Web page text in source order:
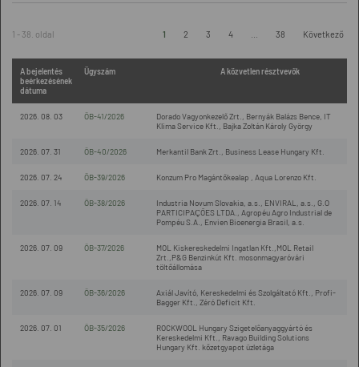
1 - 38. oldal 1 2 3 4 38 Következő
A bejelentés
beérkezésének
dátuma
Ügyszám A közvetlen résztvevők
2026. 08. 03 ÖB-41/2026
Dorado Vagyonkezelő Zrt., Bernyák Balázs Bence, IT
Klima Service Kft., Bajka Zoltán Károly György
2026. 07. 31 ÖB-40/2026 Merkantil Bank Zrt., Business Lease Hungary Kft.
2026. 07. 24 ÖB-39/2026 Konzum Pro Magántőkealap , Aqua Lorenzo Kft.
2026. 07. 14 ÖB-38/2026
Industria Novum Slovakia, a.s., ENVIRAL, a.s., G.O
PARTICIPAÇÕES LTDA., Agropéu Agro Industrial de
Pompéu S.A., Envien Bioenergia Brasil, a.s.
2026. 07. 09 ÖB-37/2026
MOL Kiskereskedelmi Ingatlan Kft.,MOL Retail
Zrt.,P&G Benzinkút Kft. mosonmagyaróvári
töltőállomása
2026. 07. 09 ÖB-36/2026
Axiál Javító, Kereskedelmi és Szolgáltató Kft., Profi-
Bagger Kft., Zéró Deficit Kft.
2026. 07. 01 ÖB-35/2026
ROCKWOOL Hungary Szigetelőanyaggyártó és
Kereskedelmi Kft., Ravago Building Solutions
Hungary Kft. kőzetgyapot üzletága